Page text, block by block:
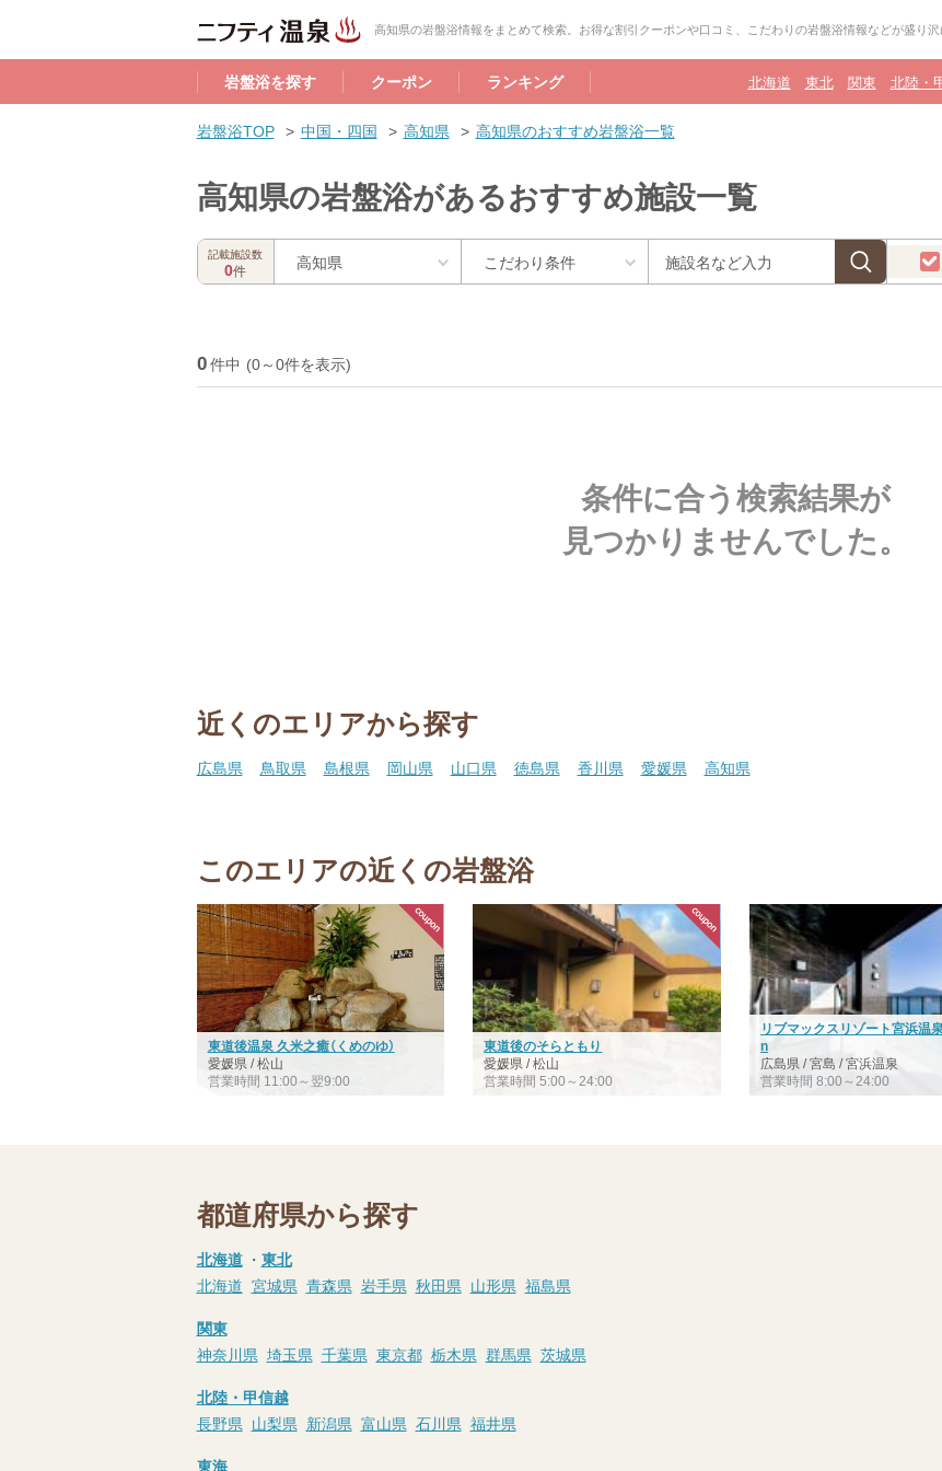
高知県の岩盤浴情報をまとめて検索。お得な割引クーポンや口コミ、こだわりの岩盤浴情報などが盛り沢
岩盤浴を探す クーポン ランキング 北海道 東北 関東 北陸・
岩盤浴TOP 中国・四国 高知県 高知県のおすすめ岩盤浴一覧
高知県の岩盤浴があるおすすめ施設一覧
記載施設数
0件 高知県
0件中 (0～0件を表示)
条件に合う検索結果が
見つかりませんでした。
近くのエリアから探す
広島県 鳥取県 島根県 岡山県 山口県 徳島県 香川県 愛媛県 高知県
このエリアの近くの岩盤浴
東道後温泉 久米之癒（くめのゆ）
愛媛県 / 松山
営業時間 11:00～翌9:00
東道後のそらともり
愛媛県 / 松山
営業時間 5:00～24:00
リブマックスリゾート宮浜温
n
広島県 / 宮島 / 宮浜温泉
営業時間 8:00～24:00
都道府県から探す
北海道・ 東北
北海道 宮城県 青森県 岩手県 秋田県 山形県 福島県
関東
神奈川県 埼玉県 千葉県 東京都 栃木県 群馬県 茨城県
北陸・甲信越
長野県 山梨県 新潟県 富山県 石川県 福井県
東海